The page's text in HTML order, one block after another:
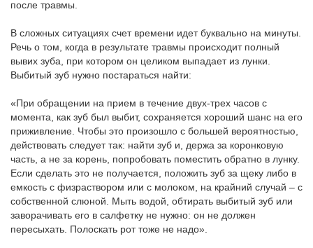
после травмы.
В сложных ситуациях счет времени идет буквально на минуты.
Речь о том, когда в результате травмы происходит полный
вывих зуба, при котором он целиком выпадает из лунки.
Выбитый зуб нужно постараться найти:
«При обращении на прием в течение двух-трех часов с
момента, как зуб был выбит, сохраняется хороший шанс на его
приживление. Чтобы это произошло с большей вероятностью,
действовать следует так: найти зуб и, держа за коронковую
часть, а не за корень, попробовать поместить обратно в лунку.
Если сделать это не получается, положить зуб за щеку либо в
емкость с физраствором или с молоком, на крайний случай – с
собственной слюной. Мыть водой, обтирать выбитый зуб или
заворачивать его в салфетку не нужно: он не должен
пересыхать. Полоскать рот тоже не надо».